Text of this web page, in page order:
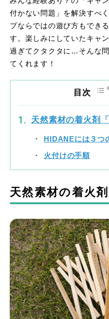
付かない問題」を解決すべ
プならではの遊び方もでき
す。楽しみにしていたキャ
過ぎてクタクタに…そんな
てくれます！
目次
天然素材の着火剤
HIDANEには３つ
火付けの手順
天然素材の着火